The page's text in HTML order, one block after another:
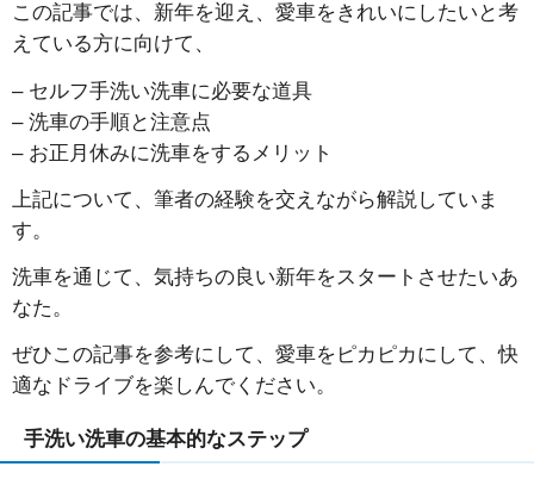
この記事では、新年を迎え、愛車をきれいにしたいと考
えている方に向けて、
– セルフ手洗い洗車に必要な道具
– 洗車の手順と注意点
– お正月休みに洗車をするメリット
上記について、筆者の経験を交えながら解説していま
す。
洗車を通じて、気持ちの良い新年をスタートさせたいあ
なた。
ぜひこの記事を参考にして、愛車をピカピカにして、快
適なドライブを楽しんでください。
手洗い洗車の基本的なステップ